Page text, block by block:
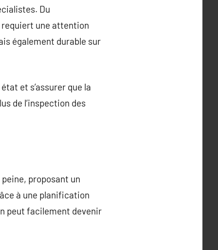
Du
une attention
également durable sur
et s’assurer que la
de l’inspection des
proposant un
à une planification
peut facilement devenir